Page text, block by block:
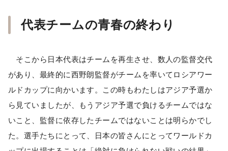
代表チームの青春の終わり
そこから日本代表はチームを再生させ、数人の監督交代
があり、最終的に西野朗監督がチームを率いてロシアワー
ルドカップに向かいます。この時もわたしはアジア予選か
ら見ていましたが、もうアジア予選で負けるチームではな
いこと、監督に依存したチームではないことは明らかでし
た。選手たちにとって、日本の皆さんにとってワールドカ